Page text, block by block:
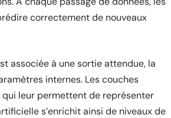
correctement de nouveaux
associée à une sortie attendue, la
internes. Les couches
leur permettent de représenter
s’enrichit ainsi de niveaux de